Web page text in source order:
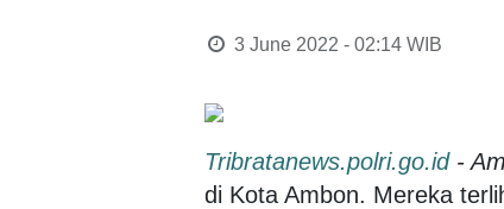
3 June 2022 - 02:14WIB
Tribratanews.polri.go.id-
di Kota Ambon. Mereka